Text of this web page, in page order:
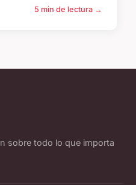
5 min de lectura →
sobre todo lo que importa